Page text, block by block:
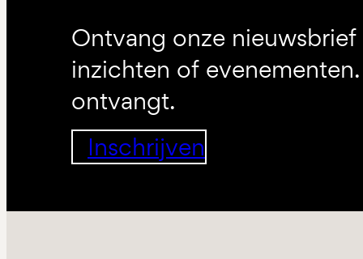
Ontvang onze
inzichten of
ontvangt.
Inschrijven